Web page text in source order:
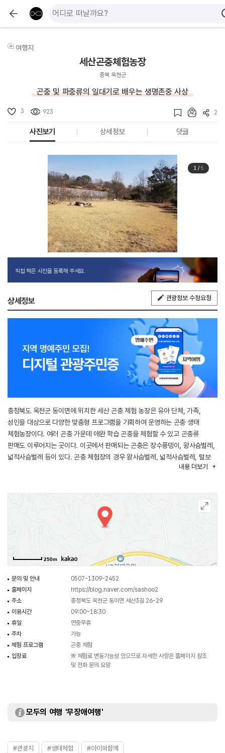
여행지
세산곤충체험농장
충북 옥천군
곤충 및 파충류의 일대기로 배우는 생명존중 사상
3 923 2
사진보기 상세정보 댓글
1/ 5
직접 찍은 사진을 등록해 주세요.
상세정보 관광정보 수정요청
충청북도 옥천군 동이면에 위치한 세산 곤충 체험 농장은 유아 단체, 가족,
성인을 대상으로 다양한 맞춤형 프로그램을 기획하여 운영하는 곤충 생태
체험농장이다. 여러 곤충 가운데 애완 학습 곤충을 체험할 수 있고 곤충류
판매도 이루어지는 곳이다. 이곳에서 판매되는 곤충은 장수풍뎅이, 왕사슴벌레,
넓적사슴벌레 등이 있다. 곤충 체험장의 경우 왕사슴벌레, 넓적사슴벌레, 털보
왕사슴벌레, 장수풍뎅이 등 6종류의 곤충 1,000여 마리가 있어 곤충의
30여 상자도 전시되어 있다.
내용 더보기
250m
문의 및 안내
0507-1309-2452
홈페이지
https://blog.naver.com/sashoo2
주소
충청북도 옥천군 동이면 세산3길 26-29
이용시간
09:00~18:30
휴일
연중무휴
주차
가능
체험 프로그램
곤충 체험
입장료
※ 체험료 변동가능성 있으므로 자세한 사항은 홈페이지 참조
및 전화 문의 요망
모두의 여행 '무장애여행'
#관광지 #생태체험 #아이와함께